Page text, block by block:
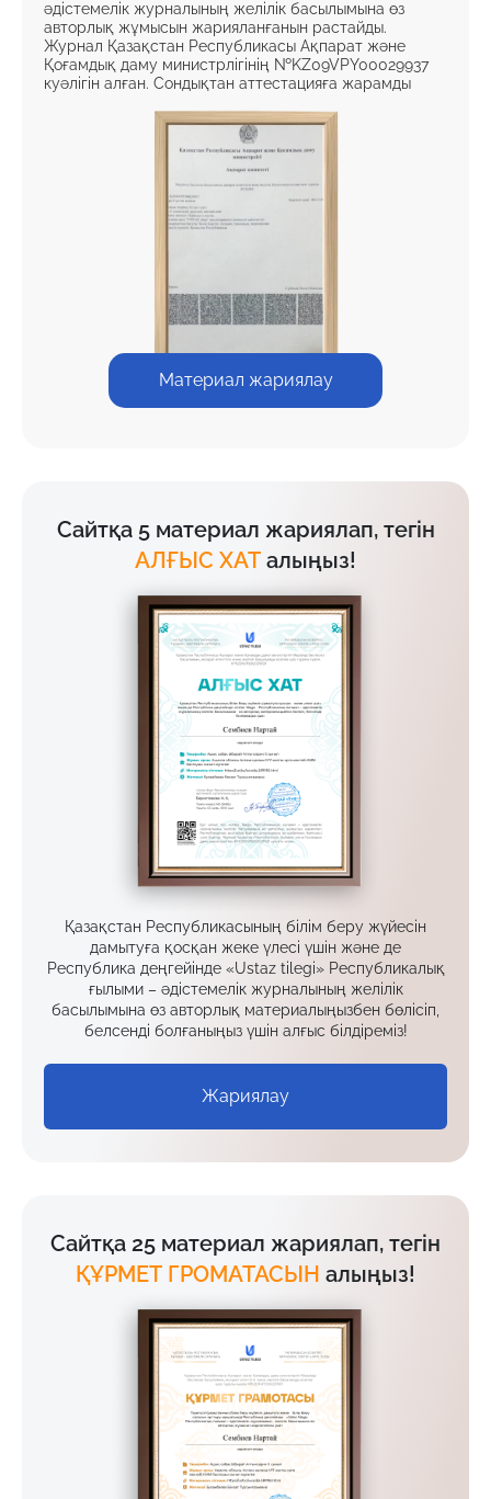
әдістемелік журналының желілік басылымына өз
авторлық жұмысын жарияланғанын растайды.
Журнал Қазақстан Республикасы Ақпарат және
Қоғамдық даму министрлігінің №KZ09VPY00029937
куәлігін алған. Сондықтан аттестацияға жарамды
Материал жариялау
Сайтқа 5 материал жариялап, тегін
АЛҒЫС ХАТ алыңыз!
Қазақстан Республикасының білім беру жүйесін
дамытуға қосқан жеке үлесі үшін және де
Республика деңгейінде «Ustaz tilegi» Республикалық
ғылыми – әдістемелік журналының желілік
басылымына өз авторлық материалыңызбен бөлісіп,
белсенді болғаныңыз үшін алғыс білдіреміз!
Жариялау
Сайтқа 25 материал жариялап, тегін
ҚҰРМЕТ ГРОМАТАСЫН алыңыз!